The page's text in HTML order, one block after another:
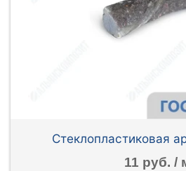
Стеклопластиковая
11 руб. /